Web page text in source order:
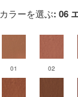
カラーを選ぶ: 06
01 02